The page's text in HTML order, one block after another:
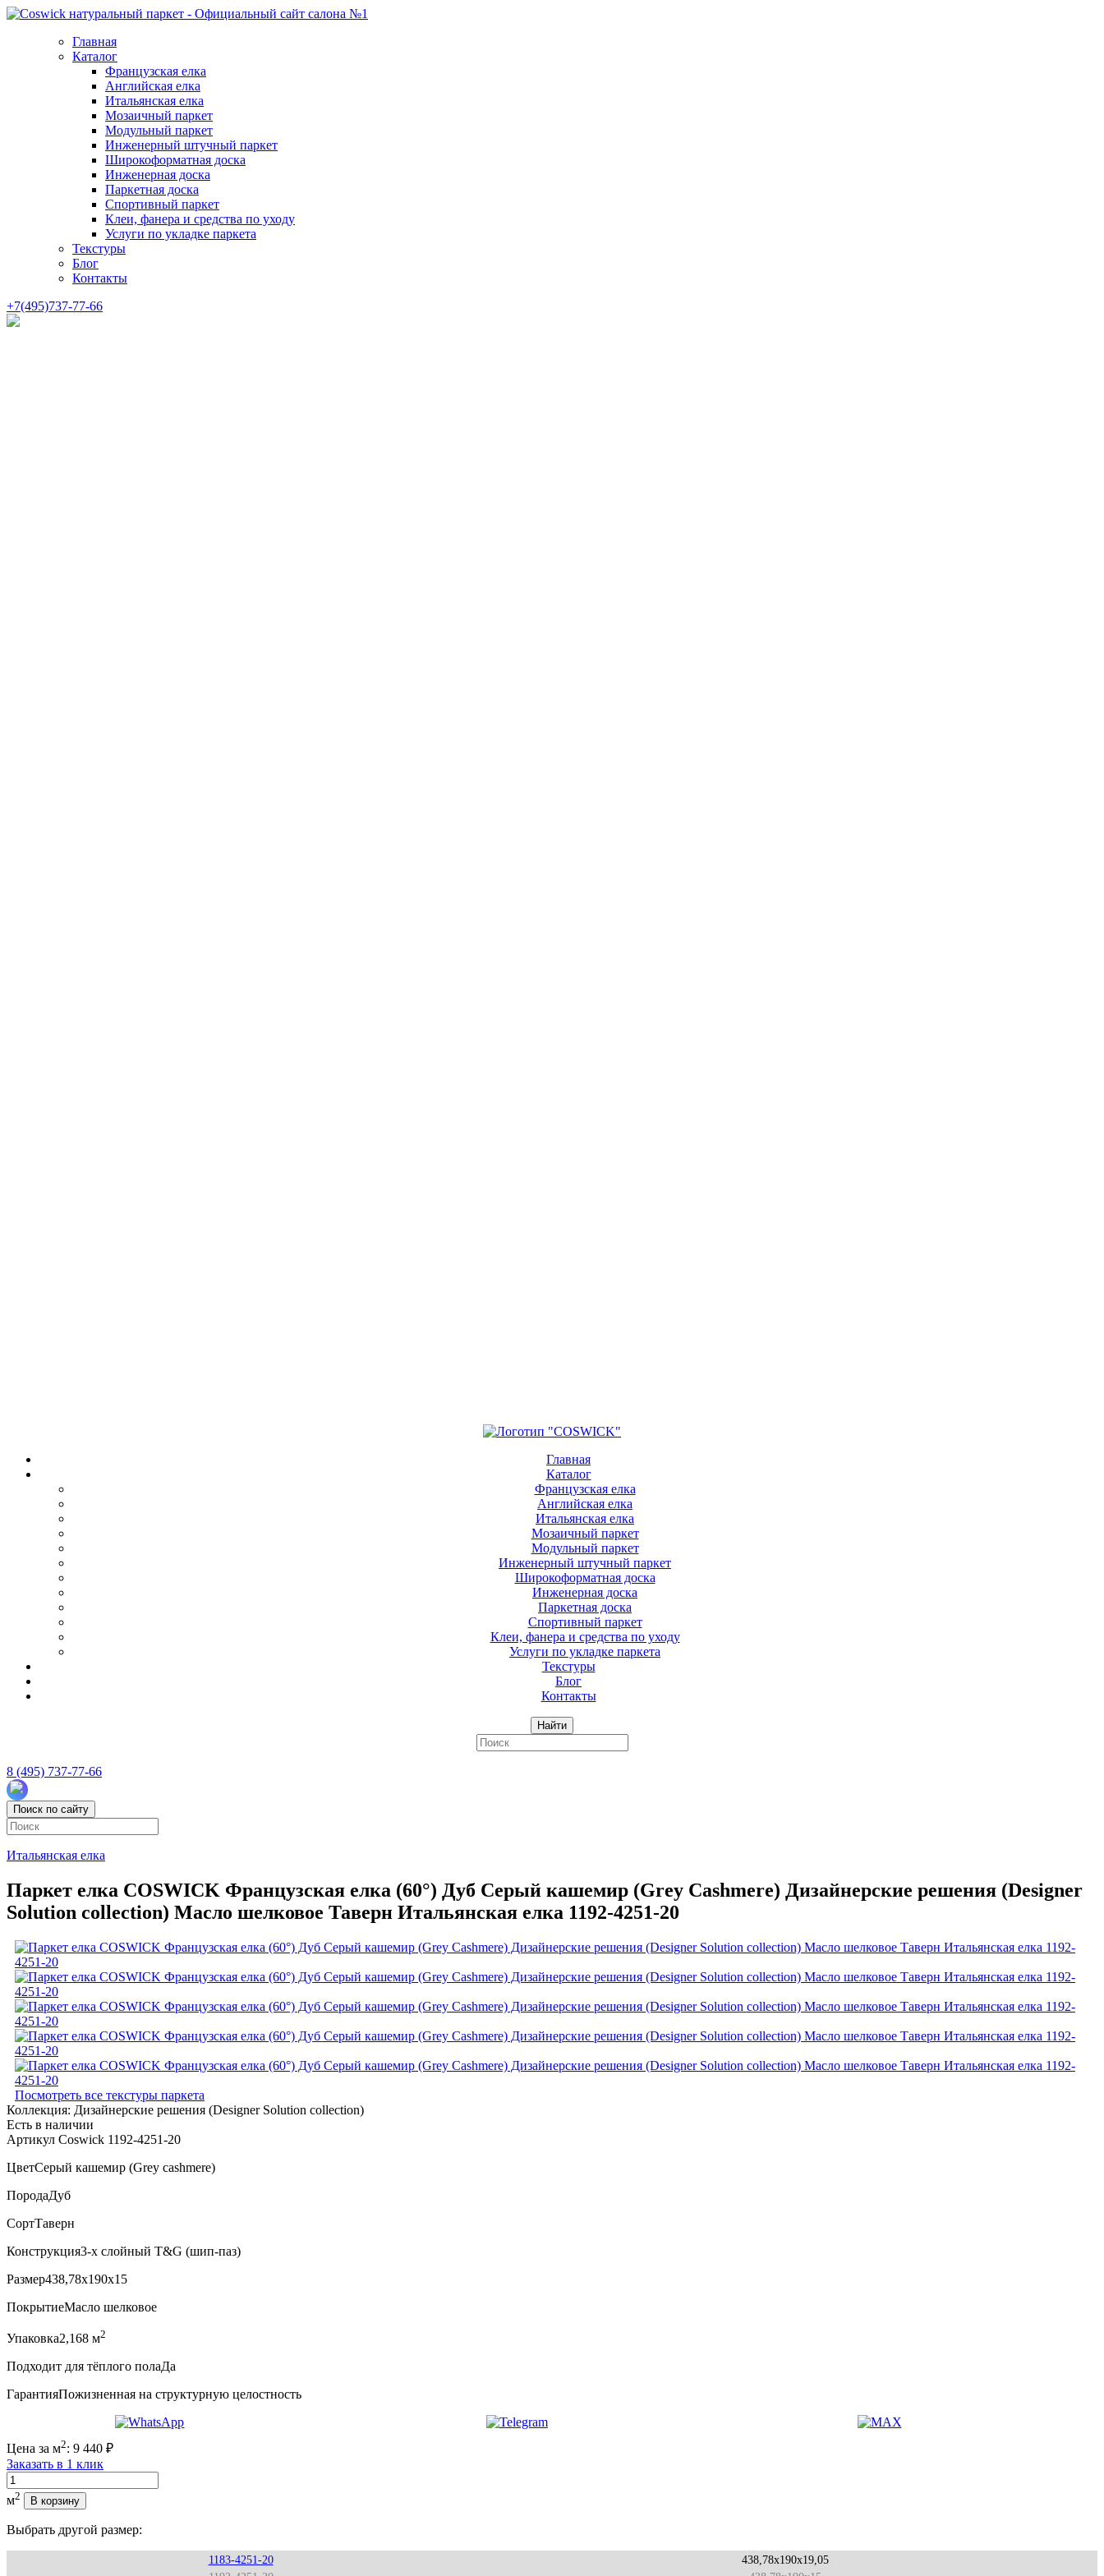
Главная
Каталог
Французская елка
Английская елка
Итальянская елка
Мозаичный паркет
Модульный паркет
Инженерный штучный паркет
Широкоформатная доска
Инженерная доска
Паркетная доска
Спортивный паркет
Клеи, фанера и средства по уходу
Услуги по укладке паркета
Текстуры
Блог
Контакты
+7(495)737-77-66
Главная
Каталог
Французская елка
Английская елка
Итальянская елка
Мозаичный паркет
Модульный паркет
Инженерный штучный паркет
Широкоформатная доска
Инженерная доска
Паркетная доска
Спортивный паркет
Клеи, фанера и средства по уходу
Услуги по укладке паркета
Текстуры
Блог
Контакты
Найти
8 (495) 737-77-66
Поиск по сайту
Итальянская елка
Паркет елка COSWICK Французская елка (60°) Дуб Серый кашемир (Grey Cashmere) Дизайнерские решения (Designer
Solution collection) Масло шелковое Таверн Итальянская елка 1192-4251-20
Посмотреть все текстуры паркета
Коллекция: Дизайнерские решения (Designer Solution collection)
Есть в наличии
Артикул Coswick 1192-4251-20
ЦветСерый кашемир (Grey cashmere)
ПородаДуб
СортТаверн
Конструкция3-х слойный T&G (шип-паз)
Размер438,78x190x15
ПокрытиеМасло шелковое
Упаковка2,168 м2
Подходит для тёплого полаДа
ГарантияПожизненная на структурную целостность
Цена за м2: 9 440 ₽
Заказать в 1 клик
Количество
м2 В корзину
Выбрать другой размер:
1183-4251-20
438,78x190x19,05